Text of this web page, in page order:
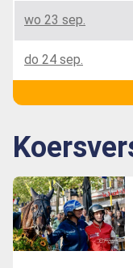
wo 23 sep.
do 24 sep.